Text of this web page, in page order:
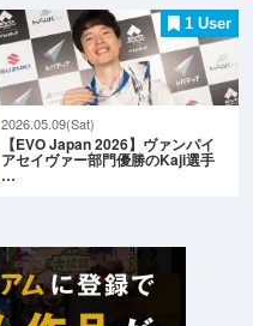
1 User
2026.05.09(Sat)
【EVO Japan 2026】ヴァンパイ
アセイヴァー部門優勝のKaji選手
…